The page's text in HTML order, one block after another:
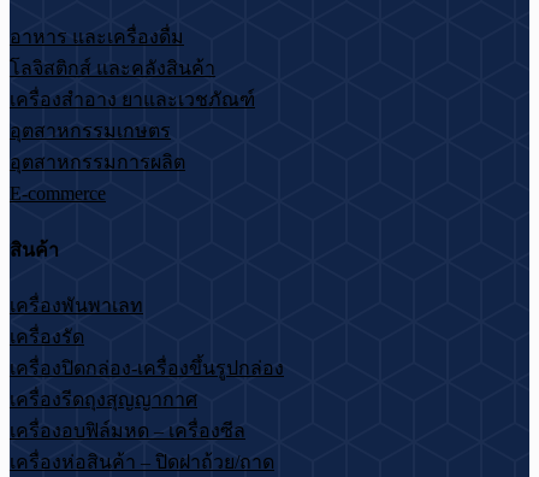
อาหาร และเครื่องดื่ม
โลจิสติกส์ และคลังสินค้า
เครื่องสำอาง ยาและเวชภัณฑ์
อุตสาหกรรมเกษตร
อุตสาหกรรมการผลิต
E-commerce
สินค้า
เครื่องพันพาเลท
เครื่องรัด
เครื่องปิดกล่อง-เครื่องขึ้นรูปกล่อง
เครื่องรีดถุงสุญญากาศ
เครื่องอบฟิล์มหด – เครื่องซีล
เครื่องห่อสินค้า – ปิดฝาถ้วย/ถาด